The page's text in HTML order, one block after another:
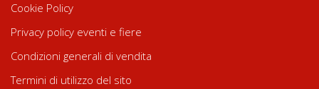
Cookie Policy
Privacy policy eventi e fiere
Condizioni generali di vendita
Termini di utilizzo del sito